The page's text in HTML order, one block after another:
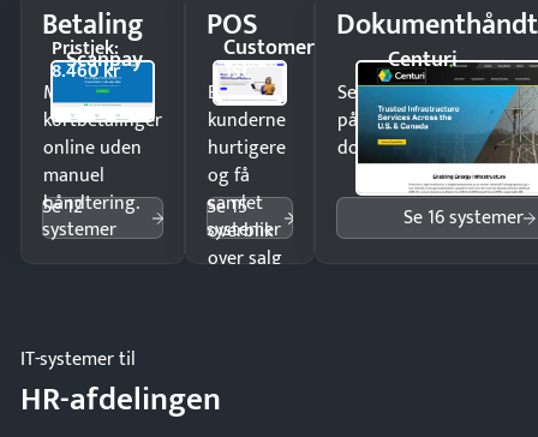
Betaling
Scanpay
Pristjek:
8.460 kr
Modtag
kortbetalinger
online uden
manuel
håndtering.
Se 12
systemer
POS
Customer
1st
Ekspedér
kunderne
hurtigere
og få
samlet
overblik
over salg
Se 15
systemer
Centuri
Send kontrakter til
på minutter og mist
dokumenter.
Se 16 systemer
IT-systemer til
HR-afdelingen